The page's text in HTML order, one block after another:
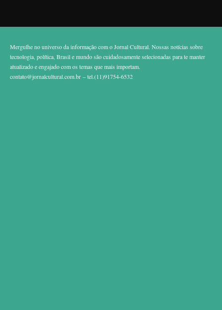
Mergulhe no universo da informação com o Jornal Cultural. Nossas notícias sobre
tecnologia, política, Brasil e mundo são cuidadosamente selecionadas para te manter
atualizado e engajado com os temas que mais importam.
contato@jornalcultural.com.br – tel.(11)91754-6532